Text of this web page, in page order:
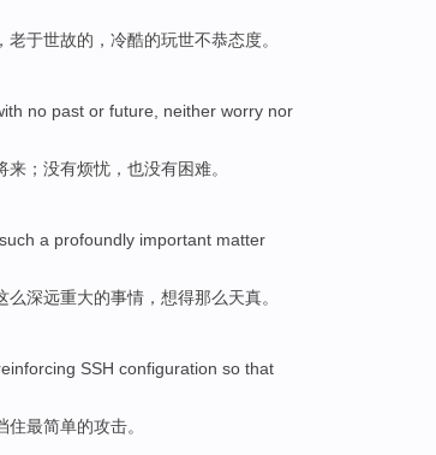
老于世故的，冷酷的玩世不恭态度。
no past or future neither worry nor
来 ；没有烦忧， 也没有困难。
such a profoundly important matter
么深远重大的事情 ，想得那么天真。
SSH configuration so that
住最简单的攻击。